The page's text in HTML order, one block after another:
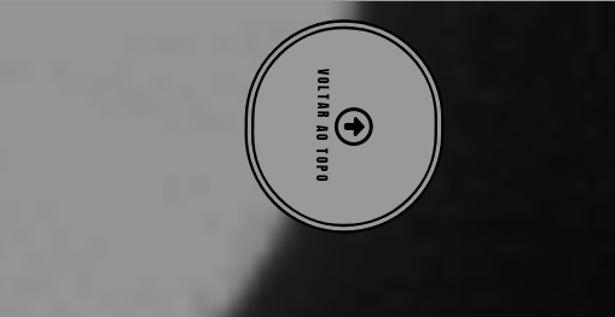
VOLTAR AO TOPO